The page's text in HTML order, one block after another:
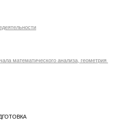
математического анализа, геометрия